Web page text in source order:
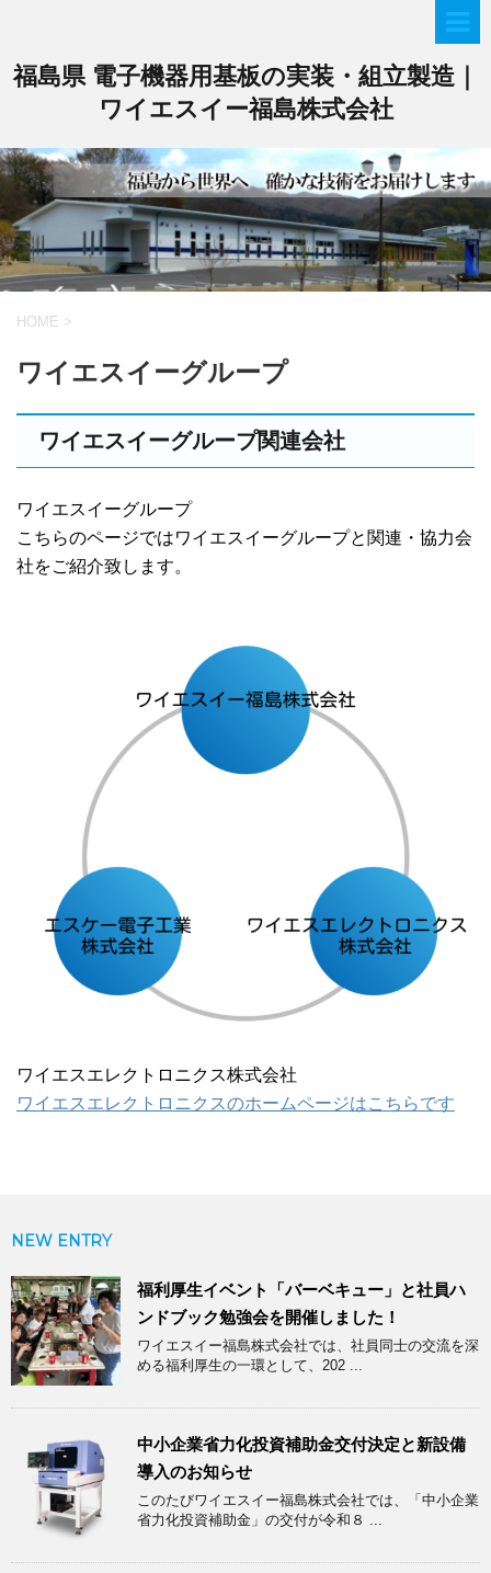
福島県 電子機器用基板の実装・組立製造｜
ワイエスイー福島株式会社
HOME >
ワイエスイーグループ
ワイエスイーグループ関連会社
ワイエスイーグループ
こちらのページではワイエスイーグループと関連・協力会
社をご紹介致します。
ワイエスエレクトロニクス株式会社
ワイエスエレクトロニクスのホームページはこちらです
NEW ENTRY
福利厚生イベント「バーベキュー」と社員ハ
ンドブック勉強会を開催しました！
ワイエスイー福島株式会社では、社員同士の交流を深
める福利厚生の一環として、202 ...
中小企業省力化投資補助金交付決定と新設備
導入のお知らせ
このたびワイエスイー福島株式会社では、「中小企業
省力化投資補助金」の交付が令和８ ...